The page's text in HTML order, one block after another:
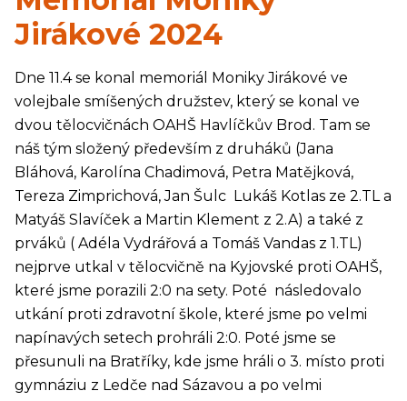
Jirákové 2024
Dne 11.4 se konal memoriál Moniky Jirákové ve
volejbale smíšených družstev, který se konal ve
dvou tělocvičnách OAHŠ Havlíčkův Brod. Tam se
náš tým složený především z druháků (Jana
Bláhová, Karolína Chadimová, Petra Matějková,
Tereza Zimprichová, Jan Šulc Lukáš Kotlas ze 2.TL a
Matyáš Slavíček a Martin Klement z 2.A) a také z
prváků ( Adéla Vydrářová a Tomáš Vandas z 1.TL)
nejprve utkal v tělocvičně na Kyjovské proti OAHŠ,
které jsme porazili 2:0 na sety. Poté následovalo
utkání proti zdravotní škole, které jsme po velmi
napínavých setech prohráli 2:0. Poté jsme se
přesunuli na Bratříky, kde jsme hráli o 3. místo proti
gymnáziu z Ledče nad Sázavou a po velmi